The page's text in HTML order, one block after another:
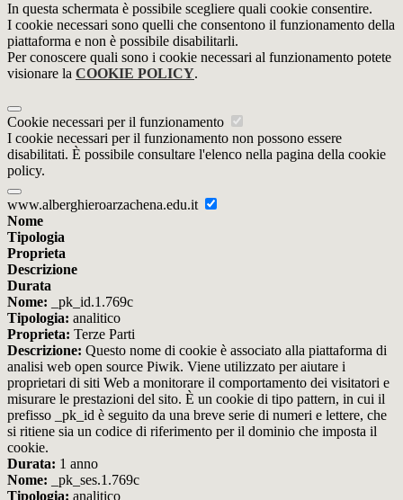
In questa schermata è possibile scegliere quali cookie consentire.
I cookie necessari sono quelli che consentono il funzionamento della
piattaforma e non è possibile disabilitarli.
Per conoscere quali sono i cookie necessari al funzionamento potete
visionare la COOKIE POLICY.
Cookie necessari per il funzionamento
I cookie necessari per il funzionamento non possono essere
disabilitati. È possibile consultare l'elenco nella pagina della cookie
policy.
www.alberghieroarzachena.edu.it
Nome
Tipologia
Proprieta
Descrizione
Durata
Nome: _pk_id.1.769c
Tipologia: analitico
Proprieta: Terze Parti
Descrizione: Questo nome di cookie è associato alla piattaforma di
analisi web open source Piwik. Viene utilizzato per aiutare i
proprietari di siti Web a monitorare il comportamento dei visitatori e
misurare le prestazioni del sito. È un cookie di tipo pattern, in cui il
prefisso _pk_id è seguito da una breve serie di numeri e lettere, che
si ritiene sia un codice di riferimento per il dominio che imposta il
cookie.
Durata: 1 anno
Nome: _pk_ses.1.769c
Tipologia: analitico